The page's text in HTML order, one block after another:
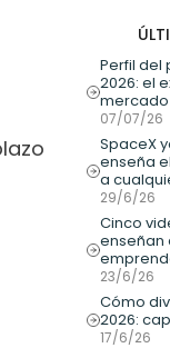
Perfil del
2026: el
07/07/26
SpaceX
enseña
a
29/6/26
Cinco
enseñan
23/6/26
Cómo
2026:
17/6/26